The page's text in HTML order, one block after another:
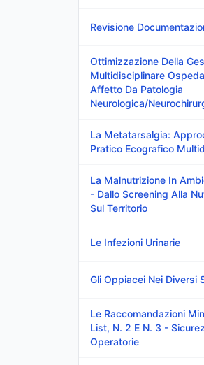
Revisione
Ottimizzazione Della
Multidisciplinare
Affetto Da Patologia
Neurologica/
La Metatarsalgia:
Pratico Ecografico
La Malnutrizione In
- Dallo Screening Alla
Sul Territorio
Le Infezioni Urinarie
Gli Oppiacei Nei Diversi
Le Raccomandazioni
List, N. 2 E N. 3 -
Operatorie